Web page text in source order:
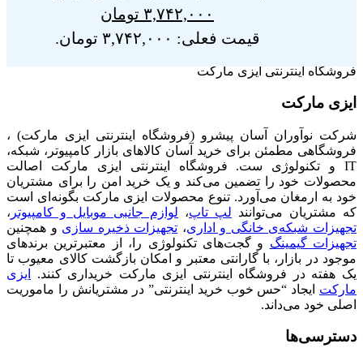
۳,۷۴۲,۰۰۰ تومان
قیمت فعلی: ۳,۷۴۲,۰۰۰ تومان.
فروشگاه اینترنتی ایزی مارکت
ایزی مارکت
شرکت نوآوران آسان پیشرو (فروشگاه اینترنتی ایزی مارکت) ،
فروشگاهی مطمئن برای خرید آسان کالاهای بازار کامپیوتر، شبکه،
IT و تکنولوژی ست. فروشگاه اینترنتی ایزی مارکت اصالت
محصولات خود را تضمین می‌کند و یک خرید امن را برای مشتریان
خود به ارمغان می‌آورد. تنوع محصولات ایزی مارکت بگونه‌ای است
که مشتریان می‌توانند لپ تاپ، لوازم جانبی موبایل و کامپیوتر ،
تجهیزات شبکه‌ی خانگی و اداری، تجهیزات ذخیره سازی و همچنین
تجهیزات گیمینگ و گجت‌های تکنولوژی را، از معتبرترین برندهای
موجود در بازار، با گارانتی معتبر و امکان بازگشت کالای معیوب تا
یک هفته در فروشگاه اینترنتی ایزی مارکت خریداری کنند.
ایزی
مارکت ایجاد “حس خوب خرید اینترنتی” در مشتریانش را ماموریت
اصلی خود می‌داند.
دسترسی‌ها